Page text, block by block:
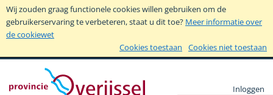
Wij zouden graag functionele cookies willen gebruiken om de
gebruikerservaring te verbeteren, staat u dit toe? Meer informatie over
de cookiewet
Cookies toestaan
Cookies niet toestaan
Inloggen